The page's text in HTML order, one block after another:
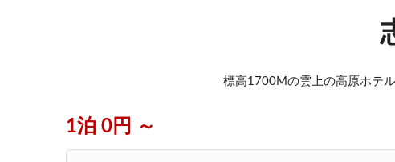
標高1700Mの雲上の高原ホテ
1泊 0円 ～